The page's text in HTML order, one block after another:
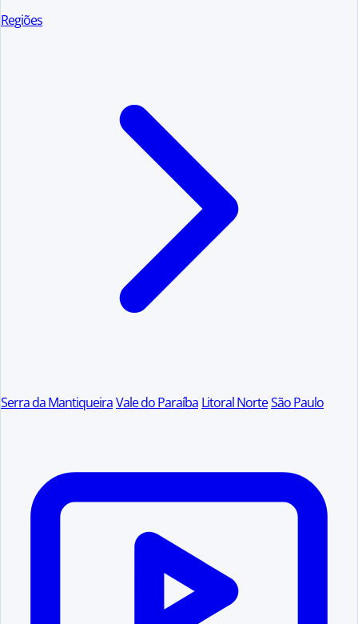
Regiões
Serra da MantiqueiraVale do Paraíba Litoral NorteSão Paulo